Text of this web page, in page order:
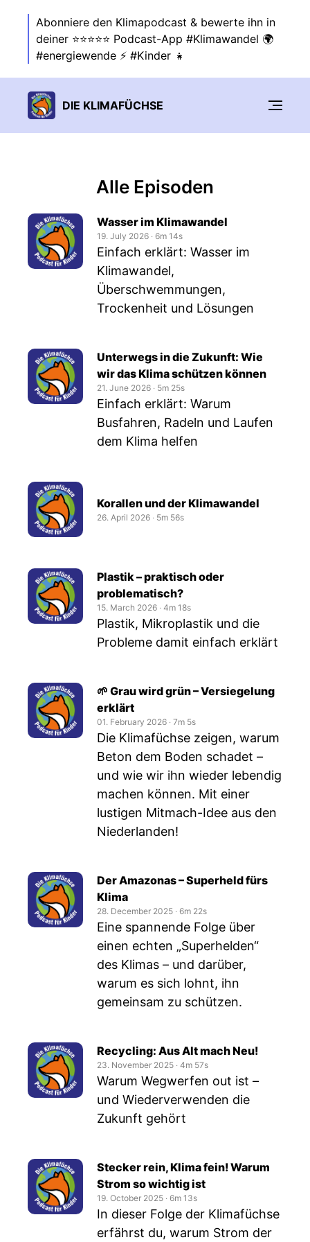
Abonniere den Klimapodcast & bewerte ihn in
deiner ⭐⭐⭐⭐⭐ Podcast-App #Klimawandel 🌍
#energiewende ⚡ #Kinder 👧
DIE KLIMAFÜCHSE
Alle Episoden
Wasser im Klimawandel
19. July 2026 ‧ 6m 14s
Einfach erklärt: Wasser im
Klimawandel,
Überschwemmungen,
Trockenheit und Lösungen
Unterwegs in die Zukunft: Wie
wir das Klima schützen können
21. June 2026 ‧ 5m 25s
Einfach erklärt: Warum
Busfahren, Radeln und Laufen
dem Klima helfen
Korallen und der Klimawandel
26. April 2026 ‧ 5m 56s
Plastik – praktisch oder
problematisch?
15. March 2026 ‧ 4m 18s
Plastik, Mikroplastik und die
Probleme damit einfach erklärt
🌱 Grau wird grün – Versiegelung
erklärt
01. February 2026 ‧ 7m 5s
Die Klimafüchse zeigen, warum
Beton dem Boden schadet –
und wie wir ihn wieder lebendig
machen können. Mit einer
lustigen Mitmach-Idee aus den
Niederlanden!
Der Amazonas – Superheld fürs
Klima
28. December 2025 ‧ 6m 22s
Eine spannende Folge über
einen echten „Superhelden“
des Klimas – und darüber,
warum es sich lohnt, ihn
gemeinsam zu schützen.
Recycling: Aus Alt mach Neu!
23. November 2025 ‧ 4m 57s
Warum Wegwerfen out ist –
und Wiederverwenden die
Zukunft gehört
Stecker rein, Klima fein! Warum
Strom so wichtig ist
19. October 2025 ‧ 6m 13s
In dieser Folge der Klimafüchse
erfährst du, warum Strom der